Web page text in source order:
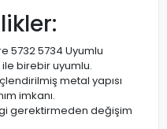
5732 5734 Uyumlu
ile birebir uyumlu.
metal yapısı
imkanı.
gerektirmeden değişim